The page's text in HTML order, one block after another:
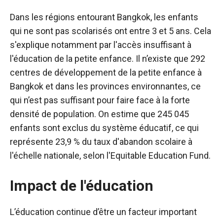
Dans les régions entourant Bangkok, les enfants
qui ne sont pas scolarisés ont entre 3 et 5 ans. Cela
s'explique notamment par l'accès insuffisant à
l'éducation de la petite enfance. Il n’existe que 292
centres de développement de la petite enfance à
Bangkok et dans les provinces environnantes, ce
qui n’est pas suffisant pour faire face à la forte
densité de population. On estime que 245 045
enfants sont exclus du système éducatif, ce qui
représente 23,9 % du taux d'abandon scolaire à
l'échelle nationale, selon l'Equitable Education Fund.
Impact de l'éducation
L’éducation continue d’être un facteur important